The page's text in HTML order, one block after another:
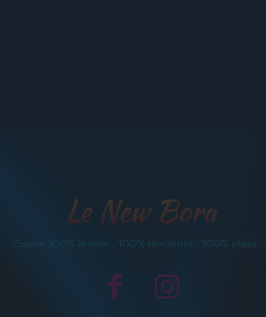
Le New Bora
Sauna 100% libertin…100% rencontre…100% plaisir…